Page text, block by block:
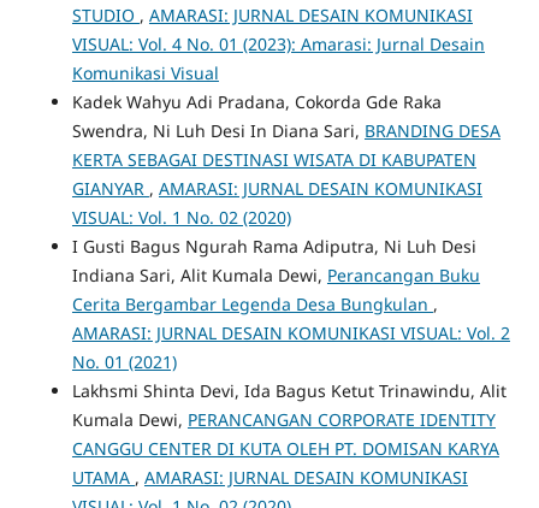
STUDIO , AMARASI: JURNAL DESAIN KOMUNIKASI
VISUAL: Vol. 4 No. 01 (2023): Amarasi: Jurnal Desain
Komunikasi Visual
Kadek Wahyu Adi Pradana, Cokorda Gde Raka
Swendra, Ni Luh Desi In Diana Sari, BRANDING DESA
KERTA SEBAGAI DESTINASI WISATA DI KABUPATEN
GIANYAR , AMARASI: JURNAL DESAIN KOMUNIKASI
VISUAL: Vol. 1 No. 02 (2020)
I Gusti Bagus Ngurah Rama Adiputra, Ni Luh Desi
Indiana Sari, Alit Kumala Dewi, Perancangan Buku
Cerita Bergambar Legenda Desa Bungkulan ,
AMARASI: JURNAL DESAIN KOMUNIKASI VISUAL: Vol. 2
No. 01 (2021)
Lakhsmi Shinta Devi, Ida Bagus Ketut Trinawindu, Alit
Kumala Dewi, PERANCANGAN CORPORATE IDENTITY
CANGGU CENTER DI KUTA OLEH PT. DOMISAN KARYA
UTAMA , AMARASI: JURNAL DESAIN KOMUNIKASI